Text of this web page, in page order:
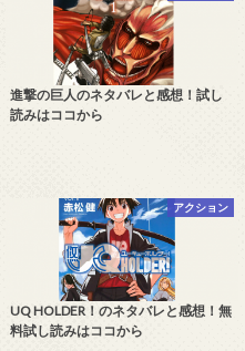
進撃の巨人のネタバレと感想！試し
読みはココから
アクション
UQ HOLDER！のネタバレと感想！無
料試し読みはココから